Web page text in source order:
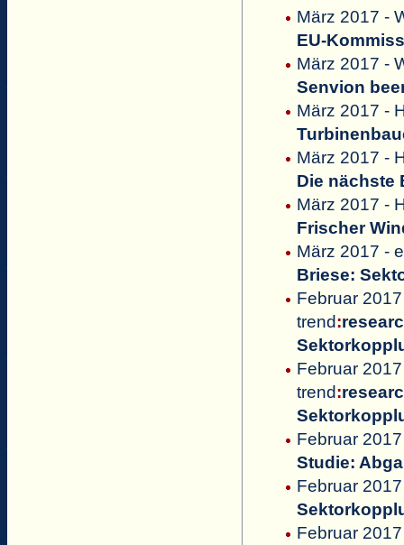
März 2017 -
EU-
März 2017 -
Senvion
März 2017 -
März 2017 -
Die nächste
März 2017 -
Frischer
März 2017 -
Briese:
Februar
trend:
Februar
trend:
Februar
Studie:
Februar
Februar